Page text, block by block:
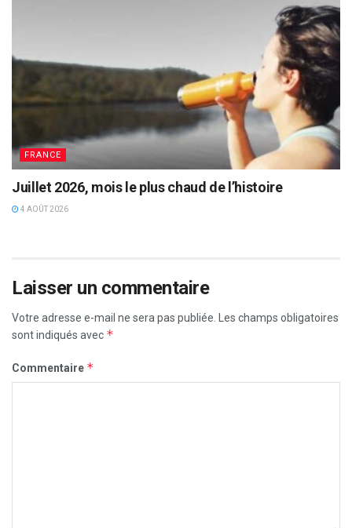
FRANCE
Juillet 2026, mois le plus chaud de l’histoire
4 AOÛT 2026
Laisser un commentaire
Votre adresse e-mail ne sera pas publiée. Les champs obligatoires
sont indiqués avec *
Commentaire *